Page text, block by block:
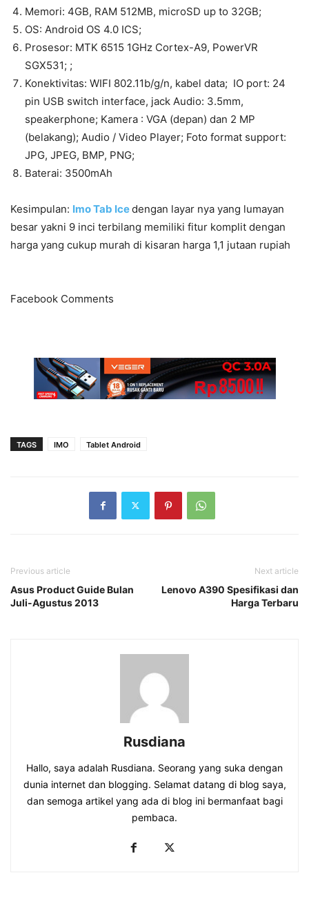
Memori: 4GB, RAM 512MB, microSD up to 32GB;
OS: Android OS 4.0 ICS;
Prosesor: MTK 6515 1GHz Cortex-A9, PowerVR
SGX531; ;
Konektivitas: WIFI 802.11b/g/n, kabel data; IO port: 24
pin USB switch interface, jack Audio: 3.5mm,
speakerphone; Kamera : VGA (depan) dan 2 MP
(belakang); Audio / Video Player; Foto format support:
JPG, JPEG, BMP, PNG;
Baterai: 3500mAh
Kesimpulan: Imo Tab Icedengan layar nya yang lumayan
besar yakni 9 inci terbilang memiliki fitur komplit dengan
harga yang cukup murah di kisaran harga 1,1 jutaan rupiah
Facebook Comments
TAGS IMO Tablet Android
Previous article
Asus Product Guide Bulan
Juli-Agustus 2013
Next article
Lenovo A390 Spesifikasi dan
Harga Terbaru
Rusdiana
Hallo, saya adalah Rusdiana. Seorang yang suka dengan
dunia internet dan blogging. Selamat datang di blog saya,
dan semoga artikel yang ada di blog ini bermanfaat bagi
pembaca.